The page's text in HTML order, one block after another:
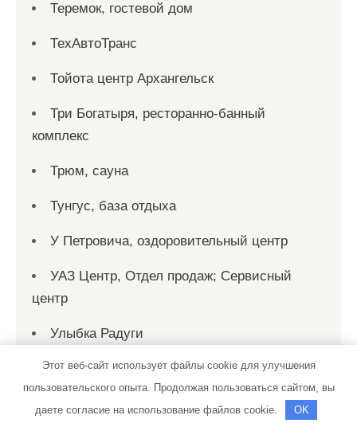
Теремок, гостевой дом
ТехАвтоТранс
Тойота центр Архангельск
Три Богатыря, ресторанно-банный
комплекс
Трюм, сауна
Тунгус, база отдыха
У Петровича, оздоровительный центр
УАЗ Центр, Отдел продаж; Сервисный
центр
Улыбка Радуги
Улыбка Радуги
Этот веб-сайт использует файлы cookie для улучшения
пользовательского опыта. Продолжая пользоваться сайтом, вы
даете согласие на использование файлов cookie.
OK